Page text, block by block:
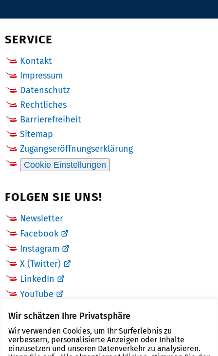
Wir schätzen Ihre Privatsphäre
Wir verwenden Cookies, um Ihr Surferlebnis zu
verbessern, personalisierte Anzeigen oder Inhalte
einzusetzen und unseren Datenverkehr zu analysieren.
SERVICE
Kontakt
Impressum
Datenschutz
Rechtliches
Barrierefreiheit
Sitemap
Zugangseröffnungserklärung
Cookie Einstellungen
FOLGEN SIE UNS!
Newsletter
Facebook
Instagram
X (Twitter)
LinkedIn
YouTube
LINKS
Landkreis Zwickau